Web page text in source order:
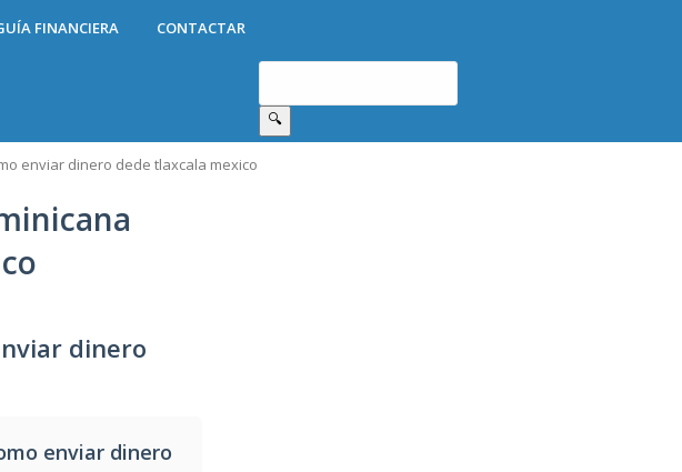
FINANCIERA CONTACTAR
🔍
enviar dinero dede tlaxcala mexico
dinero
enviar dinero